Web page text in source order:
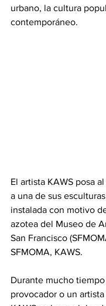
urbano, la cultura
contemporáneo.
El artista KAWS posa
a una de sus
instalada con motivo
azotea del Museo de
San Francisco
SFMOMA, KAWS.
Durante mucho
provocador o un artista